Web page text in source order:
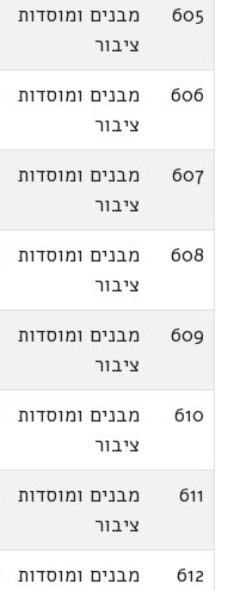
605
מבנים ומוסדות
ציבור
606
מבנים ומוסדות
ציבור
607
מבנים ומוסדות
ציבור
608
מבנים ומוסדות
ציבור
609
מבנים ומוסדות
ציבור
610
מבנים ומוסדות
ציבור
611
מבנים ומוסדות
ציבור
612
מבנים ומוסדות